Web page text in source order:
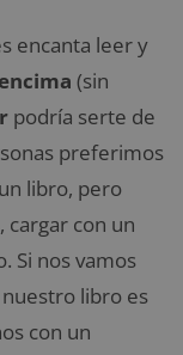
encanta leer y
encima (sin
podría serte de
preferimos
libro, pero
cargar con un
Si nos vamos
nuestro libro es
con un